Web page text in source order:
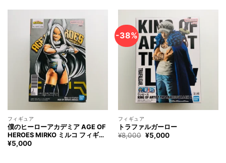
フィギュア
僕のヒーローアカデミア AGE OF
HEROES MIRKO ミルコ フィギュ
ア My Hero Academia MIRKO
¥5,000
-38%
フィギュア
トラファルガーロー
¥8,000 元
¥5,000現